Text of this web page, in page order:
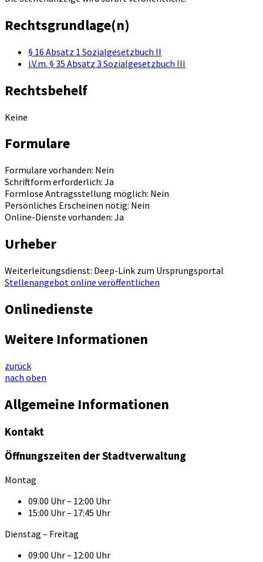
Rechtsgrundlage(n)
§ 16 Absatz 1 Sozialgesetzbuch II
i.V.m. § 35 Absatz 3 Sozialgesetzbuch III
Rechtsbehelf
Keine
Formulare
Formulare vorhanden: Nein
Schriftform erforderlich: Ja
Formlose Antragsstellung möglich: Nein
Persönliches Erscheinen nötig: Nein
Online-Dienste vorhanden: Ja
Urheber
Weiterleitungsdienst: Deep-Link zum Ursprungsportal
Stellenangebot online veröffentlichen
Onlinedienste
Weitere Informationen
zurück
nach oben
Allgemeine Informationen
Kontakt
Öffnungszeiten der Stadtverwaltung
Montag
09.00 Uhr – 12:00 Uhr
15:00 Uhr – 17:45 Uhr
Dienstag – Freitag
09:00 Uhr – 12:00 Uhr